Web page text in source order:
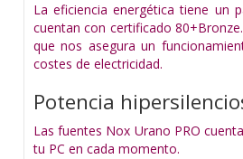
La eficiencia energética tiene un
cuentan con certificado
que nos asegura un
costes de electricidad.
Potencia
Las fuentes Nox Urano PRO
tu PC en cada momento.